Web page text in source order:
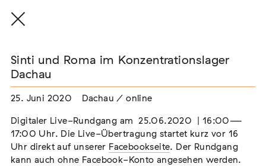
THE THREAD THAT HOLDS / DER FADEN,
DER HÄLT
Extern
22. Juli 2026 - 04. Oktober 2026 Augsburg
Sinti und Roma im Konzentrationslager
Dachau
25. Juni 2020 Dachau / online
Digitaler Live-Rundgang am 25.06.2020 | 16:00—
17:00 Uhr. Die Live-Übertragung startet kurz vor 16
Uhr direkt auf unserer Facebookseite. Der Rundgang
kann auch ohne Facebook-Konto angesehen werden.